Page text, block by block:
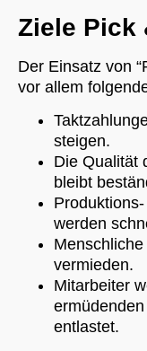
Ziele Pick
Der Einsatz von
vor allem
steigen.
Die Qualität
bleibt
werden
vermieden.
Mitarbeiter
entlastet.